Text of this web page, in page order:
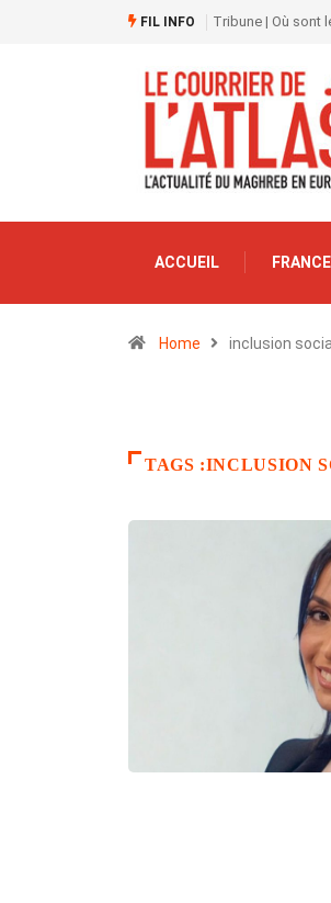
FIL INFO Tribune | Où sont
ACCUEIL FRANCE
Home inclusion
TAGS :INCLUSION